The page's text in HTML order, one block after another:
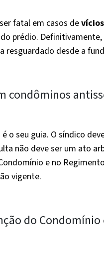
fatal em casos de
prédio.
resguardado desde a
condôminos
o seu guia. O síndico
não deve ser um ato
e no
vigente.
do